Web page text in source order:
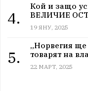
4.
Кой и защо
ВЕЛИЧИЕ
19 ЯНУ, 2025
5.
„Норвегия
товарят на
22 МАРТ, 2025